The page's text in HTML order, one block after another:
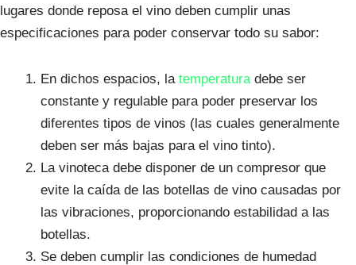
lugares donde reposa el vino deben cumplir unas
especificaciones para poder conservar todo su sabor:
En dichos espacios, la temperaturadebe ser
constante y regulable para poder preservar los
diferentes tipos de vinos (las cuales generalmente
deben ser más bajas para el vino tinto).
La vinoteca debe disponer de un compresor que
evite la caída de las botellas de vino causadas por
las vibraciones, proporcionando estabilidad a las
botellas.
Se deben cumplir las condiciones de humedad